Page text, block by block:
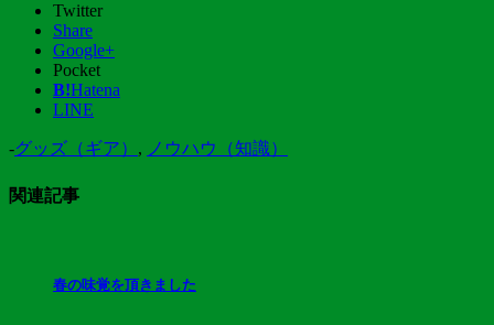
Twitter
Share
Google+
Pocket
B!Hatena
LINE
-グッズ（ギア） , ノウハウ（知識）
関連記事
春の味覚を頂きました